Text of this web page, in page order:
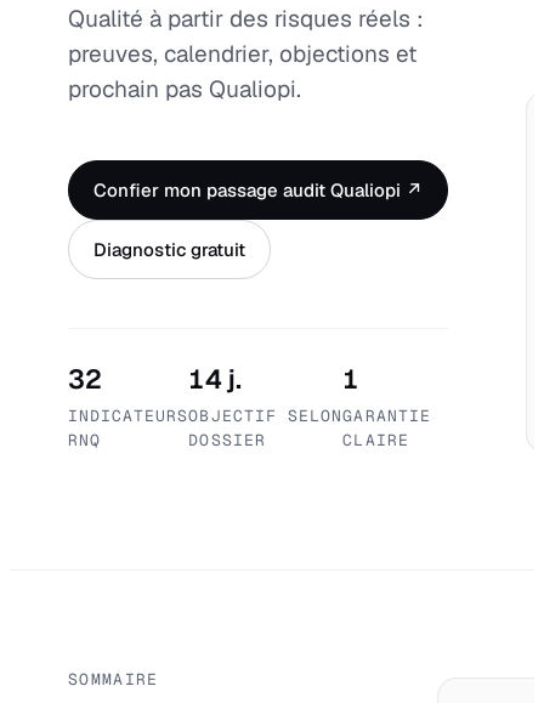
Qualité à partir des risques réels :
preuves, calendrier, objections et
prochain pas Qualiopi.
Confier mon passage audit Qualiopi ↗
Diagnostic gratuit
32
INDICATEURS
RNQ
14 j.
OBJECTIF SELON
DOSSIER
1
GARANTIE
CLAIRE
SOMMAIRE